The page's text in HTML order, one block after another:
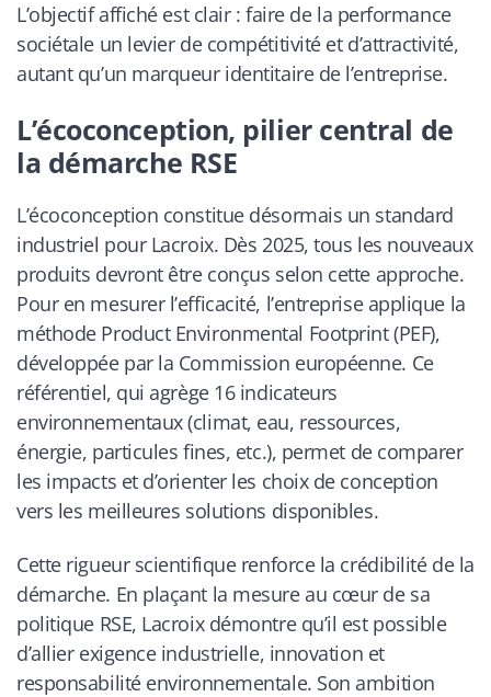
L’objectif affiché est clair : faire de la performance
sociétale un levier de compétitivité et d’attractivité,
autant qu’un marqueur identitaire de l’entreprise.
L’écoconception, pilier central de
la démarche RSE
L’écoconception constitue désormais un standard
industriel pour Lacroix. Dès 2025, tous les nouveaux
produits devront être conçus selon cette approche.
Pour en mesurer l’efficacité, l’entreprise applique la
méthode Product Environmental Footprint (PEF),
développée par la Commission européenne. Ce
référentiel, qui agrège 16 indicateurs
environnementaux (climat, eau, ressources,
énergie, particules fines, etc.), permet de comparer
les impacts et d’orienter les choix de conception
vers les meilleures solutions disponibles.
Cette rigueur scientifique renforce la crédibilité de la
démarche. En plaçant la mesure au cœur de sa
politique RSE, Lacroix démontre qu’il est possible
d’allier exigence industrielle, innovation et
responsabilité environnementale. Son ambition